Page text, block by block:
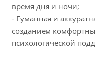
время дня и ночи;
- Гуманная и
созданием
психологической